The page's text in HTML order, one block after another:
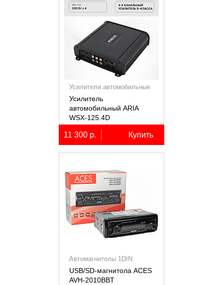
Усилители автомобильные
Усилитель
автомобильный ARIA
WSX-125.4D
четырёхканальный,
4х125Вт (4Ом)
11 300 р. Купить
Автомагнитолы 1DIN
USB/SD-магнитола ACES
AVH-2010BBT